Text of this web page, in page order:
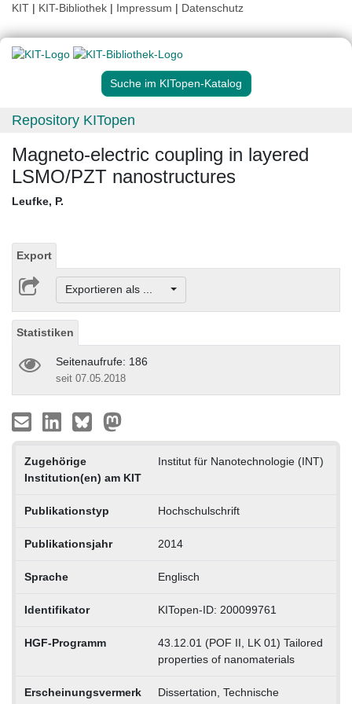
KIT | KIT-Bibliothek | Impressum | Datenschutz
Suche im KITopen-Katalog
Repository KITopen
Magneto-electric coupling in layered
LSMO/PZT nanostructures
Leufke, P.
Export
Exportieren als ...
Statistiken
Seitenaufrufe: 186
seit 07.05.2018
Zugehörige
Institution(en) am KIT
Institut für Nanotechnologie (INT)
Publikationstyp Hochschulschrift
Publikationsjahr 2014
Sprache Englisch
Identifikator KITopen-ID: 200099761
HGF-Programm
43.12.01 (POF II, LK 01) Tailored
properties of nanomaterials
Erscheinungsvermerk
Dissertation, Technische